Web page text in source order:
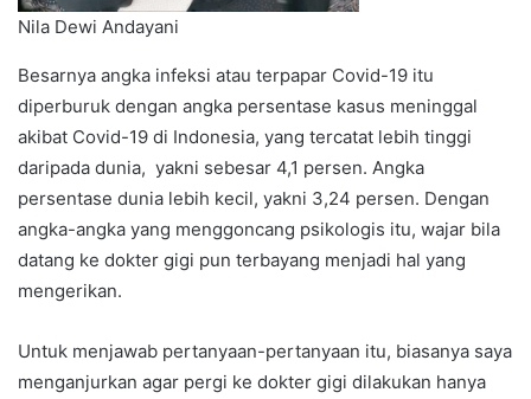
Nila Dewi Andayani
Besarnya angka infeksi atau terpapar Covid-19 itu
diperburuk dengan angka persentase kasus meninggal
akibat Covid-19 di Indonesia, yang tercatat lebih tinggi
daripada dunia, yakni sebesar 4,1 persen. Angka
persentase dunia lebih kecil, yakni 3,24 persen. Dengan
angka-angka yang menggoncang psikologis itu, wajar bila
datang ke dokter gigi pun terbayang menjadi hal yang
mengerikan.
Untuk menjawab pertanyaan-pertanyaan itu, biasanya saya
menganjurkan agar pergi ke dokter gigi dilakukan hanya